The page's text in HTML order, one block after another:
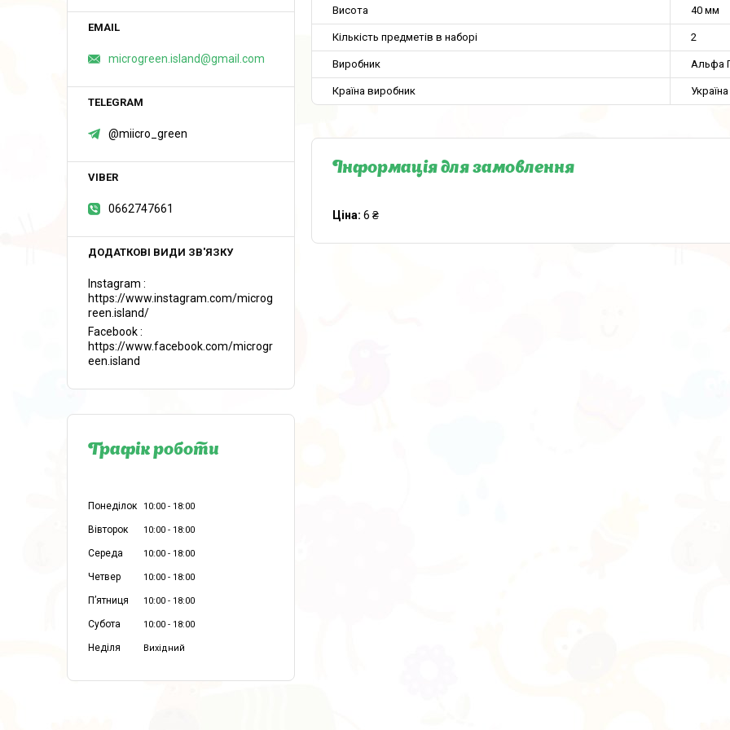
Висота 40 мм
Кількість предметів в наборі 2
Виробник Альфа
Країна виробник Україна
Інформація для замовлення
Ціна: 6 ₴
microgreen.island@gmail.com
@miicro_green
0662747661
Instagram
https://www.instagram.com/microg
reen.island/
Facebook
https://www.facebook.com/microgr
een.island
Графік роботи
Понеділок 10:00 18:00
Вівторок 10:00 18:00
Середа 10:00 18:00
Четвер 10:00 18:00
Пʼятниця 10:00 18:00
Субота 10:00 18:00
Неділя Вихідний